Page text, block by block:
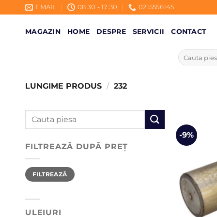
to
content
EMAIL 08:30 - 17:30 0215556145
MAGAZIN HOME DESPRE SERVICII CONTACT
Caută
după:
LUNGIME PRODUS / 232
Caută
FILTREAZĂ DUPĂ PREȚ
Preț
minim
Preț
maxim
FILTREAZĂ
ULEIURI
-9%